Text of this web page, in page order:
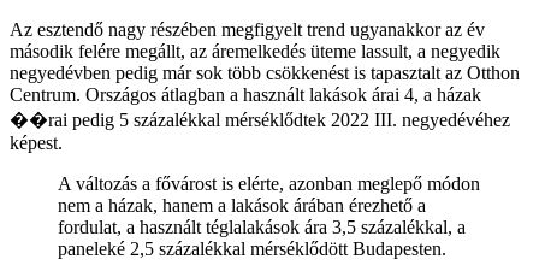
Az esztendő nagy részében megfigyelt trend ugyanakkor az év
második felére megállt, az áremelkedés üteme lassult, a negyedik
negyedévben pedig már sok több csökkenést is tapasztalt az Otthon
Centrum. Országos átlagban a használt lakások árai 4, a házak
��rai pedig 5 százalékkal mérséklődtek 2022 III. negyedévéhez
képest.
A változás a fővárost is elérte, azonban meglepő módon
nem a házak, hanem a lakások árában érezhető a
fordulat, a használt téglalakások ára 3,5 százalékkal, a
paneleké 2,5 százalékkal mérséklődött Budapesten.